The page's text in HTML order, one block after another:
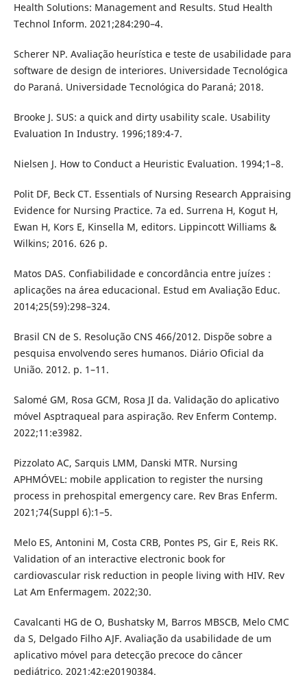
Health Solutions: Management and Results. Stud Health
Technol Inform. 2021;284:290–4.
Scherer NP. Avaliação heurística e teste de usabilidade para
software de design de interiores. Universidade Tecnológica
do Paraná. Universidade Tecnológica do Paraná; 2018.
Brooke J. SUS: a quick and dirty usability scale. Usability
Evaluation In Industry. 1996;189:4-7.
Nielsen J. How to Conduct a Heuristic Evaluation. 1994;1–8.
Polit DF, Beck CT. Essentials of Nursing Research Appraising
Evidence for Nursing Practice. 7a ed. Surrena H, Kogut H,
Ewan H, Kors E, Kinsella M, editors. Lippincott Williams &
Wilkins; 2016. 626 p.
Matos DAS. Confiabilidade e concordância entre juízes :
aplicações na área educacional. Estud em Avaliação Educ.
2014;25(59):298–324.
Brasil CN de S. Resolução CNS 466/2012. Dispõe sobre a
pesquisa envolvendo seres humanos. Diário Oficial da
União. 2012. p. 1–11.
Salomé GM, Rosa GCM, Rosa JI da. Validação do aplicativo
móvel Asptraqueal para aspiração. Rev Enferm Contemp.
2022;11:e3982.
Pizzolato AC, Sarquis LMM, Danski MTR. Nursing
APHMÓVEL: mobile application to register the nursing
process in prehospital emergency care. Rev Bras Enferm.
2021;74(Suppl 6):1–5.
Melo ES, Antonini M, Costa CRB, Pontes PS, Gir E, Reis RK.
Validation of an interactive electronic book for
cardiovascular risk reduction in people living with HIV. Rev
Lat Am Enfermagem. 2022;30.
Cavalcanti HG de O, Bushatsky M, Barros MBSCB, Melo CMC
da S, Delgado Filho AJF. Avaliação da usabilidade de um
aplicativo móvel para detecção precoce do câncer
pediátrico. 2021;42:e20190384.